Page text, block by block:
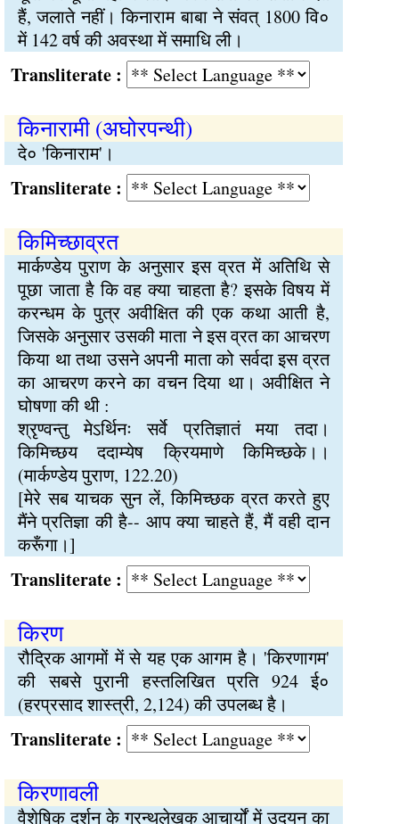
हैं, जलाते नहीं। किनाराम बाबा ने संवत् 1800 वि०
में 142 वर्ष की अवस्था में समाधि ली।
:
किनारामी (अघोरपन्थी)
दे० 'किनाराम'।
:
किमिच्छाव्रत
मार्कण्डेय पुराण के अनुसार इस व्रत में अतिथि से
पूछा जाता है कि वह क्या चाहता है? इसके विषय में
करन्धम के पुत्र अवीक्षित की एक कथा आती है,
जिसके अनुसार उसकी माता ने इस व्रत का आचरण
किया था तथा उसने अपनी माता को सर्वदा इस व्रत
का आचरण करने का वचन दिया था। अवीक्षित ने
घोषणा की थी :
श्रृण्वन्तु मेऽर्थिनः सर्वे प्रतिज्ञातं मया तदा।
किमिच्छय ददाम्येष क्रियमाणे किमिच्छके।।
(मार्कण्डेय पुराण, 122.20)
[मेरे सब याचक सुन लें, किमिच्छक व्रत करते हुए
मैंने प्रतिज्ञा की है-- आप क्या चाहते हैं, मैं वही दान
करूँगा।]
:
किरण
रौद्रिक आगमों में से यह एक आगम है। 'किरणागम'
की सबसे पुरानी हस्तलिखित प्रति 924 ई०
(हरप्रसाद शास्त्री, 2,124) की उपलब्ध है।
:
किरणावली
वैशेषिक दर्शन के ग्रन्थलेखक आचार्यों में उदयन का